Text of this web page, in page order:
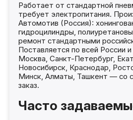
Работает от стандартной
требует электропитания.
Автомотив (Россия):
гидроцилиндры,
ремонт стандартными
Поставляется по всей России
Москва, Санкт-Петербург,
Новосибирск, Краснодар,
Минск, Алматы, Ташкент — со
заказ.
Часто